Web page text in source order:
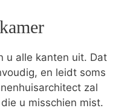
u alle kanten uit. Dat
en leidt soms
zal
u misschien mist.